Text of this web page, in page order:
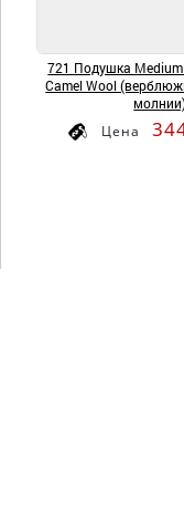
721 Подушка
Camel Wool
Цена